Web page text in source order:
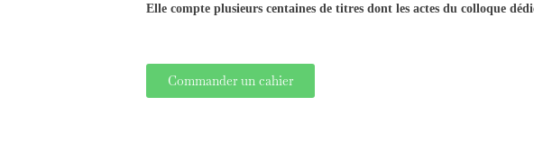
Elle compte plusieurs centaines de titres dont les actes du colloque
Commander un cahier